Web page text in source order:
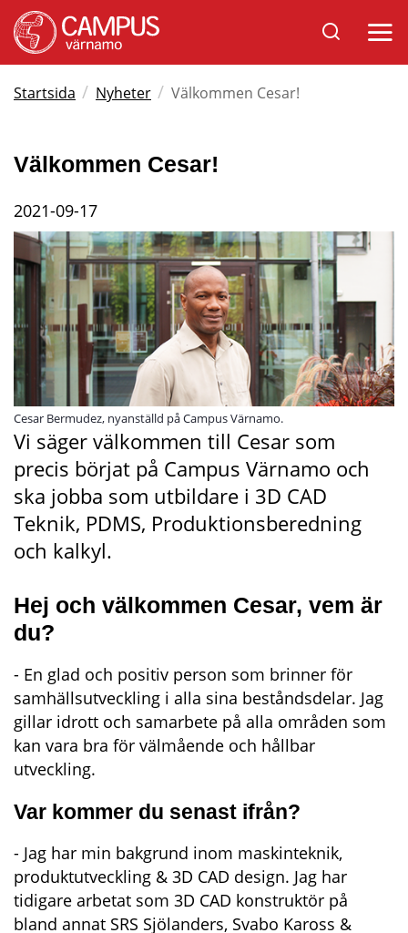
Sök
på
Varnamo.se
Öppna
Startsida / Nyheter / Välkommen Cesar!
Välkommen Cesar!
2021-09-17
Cesar Bermudez, nyanställd på Campus Värnamo.
Vi säger välkommen till Cesar som
precis börjat på Campus Värnamo och
ska jobba som utbildare i 3D CAD
Teknik, PDMS, Produktionsberedning
och kalkyl.
Hej och välkommen Cesar, vem är
du?
- En glad och positiv person som brinner för
samhällsutveckling i alla sina beståndsdelar. Jag
gillar idrott och samarbete på alla områden som
kan vara bra för välmående och hållbar
utveckling.
Var kommer du senast ifrån?
- Jag har min bakgrund inom maskinteknik,
produktutveckling & 3D CAD design. Jag har
tidigare arbetat som 3D CAD konstruktör på
bland annat SRS Sjölanders, Svabo Kaross &